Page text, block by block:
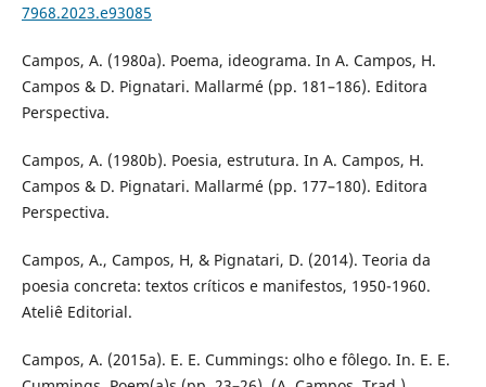
7968.2023.e93085
Campos, A. (1980a). Poema, ideograma. In A. Campos, H.
Campos & D. Pignatari. Mallarmé (pp. 181–186). Editora
Perspectiva.
Campos, A. (1980b). Poesia, estrutura. In A. Campos, H.
Campos & D. Pignatari. Mallarmé (pp. 177–180). Editora
Perspectiva.
Campos, A., Campos, H, & Pignatari, D. (2014). Teoria da
poesia concreta: textos críticos e manifestos, 1950-1960.
Ateliê Editorial.
Campos, A. (2015a). E. E. Cummings: olho e fôlego. In. E. E.